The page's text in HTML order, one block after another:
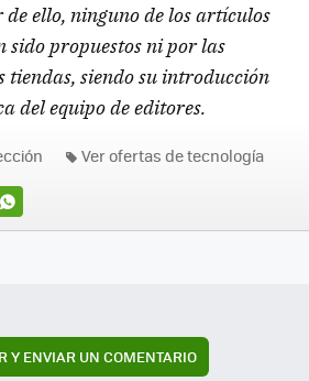
ello, ninguno de los artículos
sido propuestos ni por las
tiendas, siendo su introducción
del equipo de editores.
Ver ofertas de tecnología
Y ENVIAR UN COMENTARIO